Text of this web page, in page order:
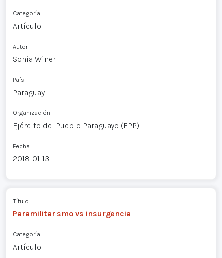
Categoría
Artículo
Autor
Sonia Winer
País
Paraguay
Organización
Ejército del Pueblo Paraguayo (EPP)
Fecha
2018-01-13
Título
Paramilitarismo vs insurgencia
Categoría
Artículo